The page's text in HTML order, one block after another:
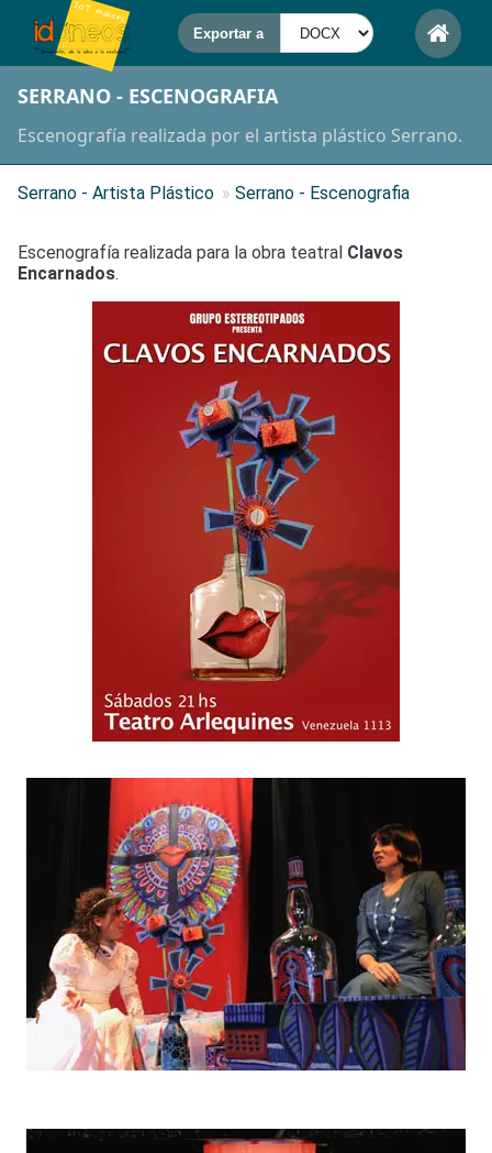
SERRANO - ESCENOGRAFIA
Escenografía realizada por el artista plástico Serrano.
Serrano - Artista Plástico » Serrano - Escenografia
Escenografía realizada para la obra teatral Clavos
Encarnados.